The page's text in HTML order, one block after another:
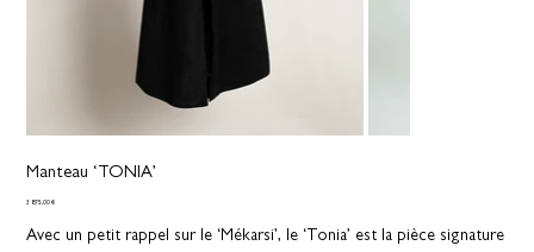
Manteau ‘TONIA’
Prix
3 875,00 €
Avec un petit rappel sur le ‘Mékarsi’, le ‘Tonia’ est la pièce signature